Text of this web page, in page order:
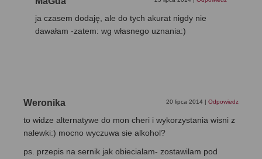
ja czasem dodaję, ale do tych akurat nigdy nie
dawałam -zatem: wg własnego uznania:)
Weronika 20 lipca 2014 | Odpowiedz
to widze alternatywe do mon cheri i wykorzystania wisni z
nalewki:) mocno wyczuwa sie alkohol?
ps. przepis na sernik jak obiecialam- zostawilam pod